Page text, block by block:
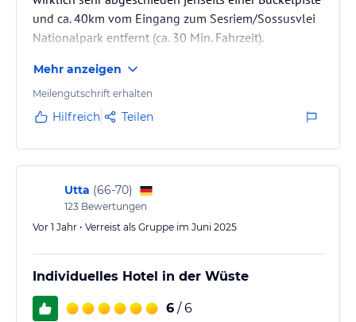
und ca. 40km vom Eingang zum Sesriem/Sossusvlei
Nationalpark entfernt (ca. 30 Min. Fahrzeit).
Hütten, die alle die große Ebene davor überblicken.
(Hütte Nr. 7 liegt am Rand und hat keinen Blick auf
den spektakulären Sonnenuntergang; Nr. 8 und
Die Hütten sind sehr groß und haben ein tolles Bad.
Der Ausblick aus Zimmer, Bett und Bad ist nicht zu…
Mehr anzeigen
Meilengutschrift erhalten
Hilfreich Teilen
Utta (66-70)
123 Bewertungen
Vor 1 Jahr • Verreist als Gruppe im Juni 2025
Individuelles Hotel in der Wüste
6 / 6